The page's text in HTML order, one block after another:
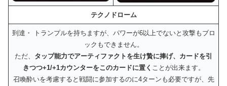
テクノドローム
到達・ トランプルを持ちますが、パワーが6以上でないと攻撃もブロ
ックもできません。
ただ、 タップ能力でアーティファクトを生け贄に捧げ、カードを引
きつつ+1/+1カウンターをこのカードに置く ことが出来ます。
召喚酔いを考慮すると戦闘に参加するのに4ターンも必要ですが、先